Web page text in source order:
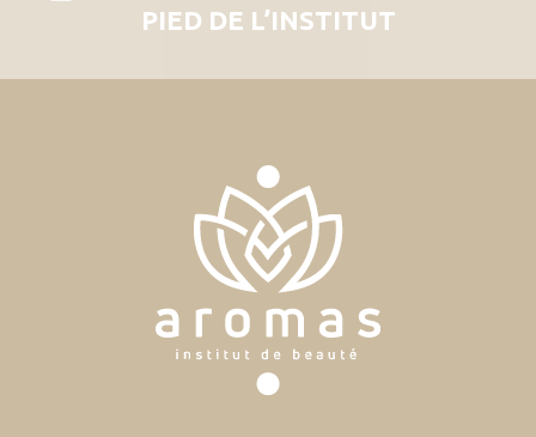
PIED DE L’INSTITUT